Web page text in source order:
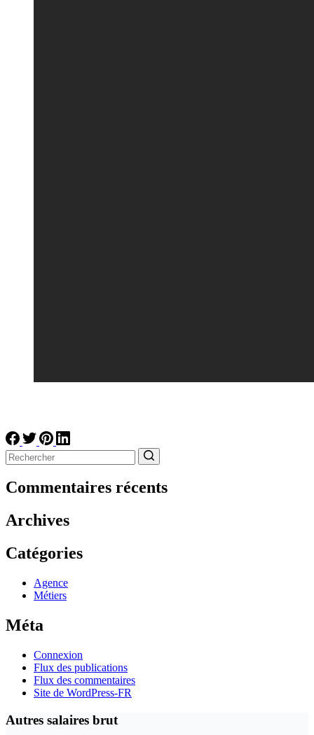
résultat
Commentaires récents
Archives
Catégories
Agence
Métiers
Méta
Connexion
Flux des publications
Flux des commentaires
Site de WordPress-FR
Autres salaires brut